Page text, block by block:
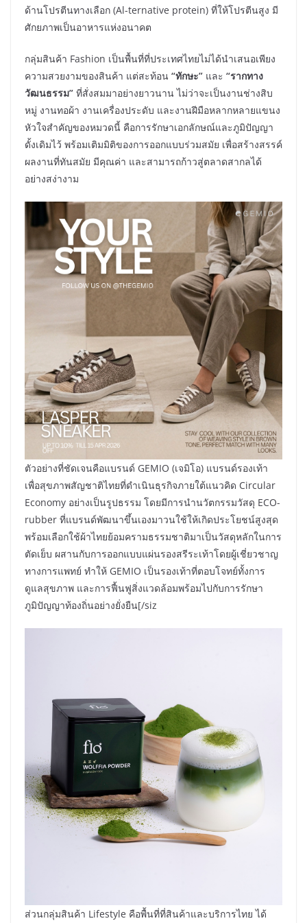
ด้านโปรตีนทางเลือก (Al-ternative protein) ที่ให้โปรตีนสูง มี
ศักยภาพเป็นอาหารแห่งอนาคต
กลุ่มสินค้า Fashion เป็นพื้นที่ที่ประเทศไทยไม่ได้นำเสนอเพียง
ความสวยงามของสินค้า แต่สะท้อน “ทักษะ” และ “รากทาง
วัฒนธรรม” ที่สั่งสมมาอย่างยาวนาน ไม่ว่าจะเป็นงานช่างสิบ
หมู่ งานทอผ้า งานเครื่องประดับ และงานฝีมือหลากหลายแขนง
หัวใจสำคัญของหมวดนี้ คือการรักษาเอกลักษณ์และภูมิปัญญา
ดั้งเดิมไว้ พร้อมเติมมิติของการออกแบบร่วมสมัย เพื่อสร้างสรรค์
ผลงานที่ทันสมัย มีคุณค่า และสามารถก้าวสู่ตลาดสากลได้
อย่างสง่างาม
ตัวอย่างที่ชัดเจนคือแบรนด์ GEMIO (เจมิโอ) แบรนด์รองเท้า
เพื่อสุขภาพสัญชาติไทยที่ดำเนินธุรกิจภายใต้แนวคิด Circular
Economy อย่างเป็นรูปธรรม โดยมีการนำนวัตกรรมวัสดุ ECO-
rubber ที่แบรนด์พัฒนาขึ้นเองมาวนใช้ให้เกิดประโยชน์สูงสุด
พร้อมเลือกใช้ผ้าไทยย้อมครามธรรมชาติมาเป็นวัสดุหลักในการ
ตัดเย็บ ผสานกับการออกแบบแผ่นรองสรีระเท้าโดยผู้เชี่ยวชาญ
ทางการแพทย์ ทำให้ GEMIO เป็นรองเท้าที่ตอบโจทย์ทั้งการ
ดูแลสุขภาพ และการฟื้นฟูสิ่งแวดล้อมพร้อมไปกับการรักษา
ภูมิปัญญาท้องถิ่นอย่างยั่งยืน[/siz
ส่วนกลุ่มสินค้า Lifestyle คือพื้นที่ที่สินค้าและบริการไทย ได้